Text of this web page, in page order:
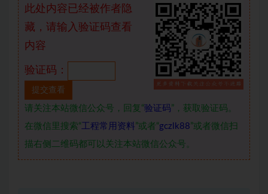
此处内容已经被作者隐
藏，请输入验证码查看
内容
验证码：
请关注本站微信公众号，回复“验证码”，获取验证码。
在微信里搜索“ 工程常用资料”或者“gczlk88”或者微信扫
描右侧二维码都可以关注本站微信公众号。